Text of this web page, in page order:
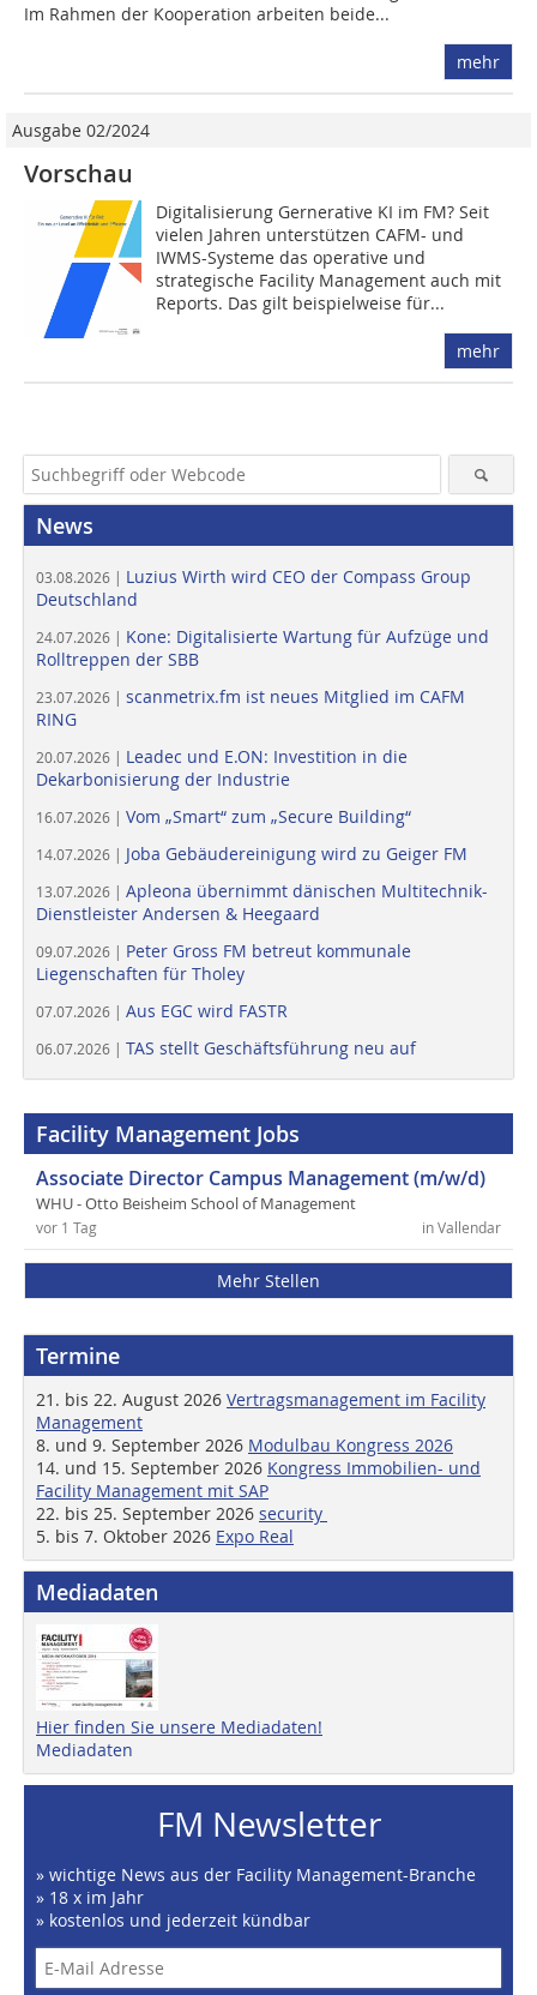
Im Rahmen der Kooperation arbeiten beide...
mehr
Ausgabe 02/2024
Vorschau
Digitalisierung Gernerative KI im FM? Seit
vielen Jahren unterstützen CAFM- und
IWMS-Systeme das operative und
strategische Facility Management auch mit
Reports. Das gilt beispielweise für...
mehr
News
03.08.2026 | Luzius Wirth wird CEO der Compass Group
Deutschland
24.07.2026 | Kone: Digitalisierte Wartung für Aufzüge und
Rolltreppen der SBB
23.07.2026 | scanmetrix.fm ist neues Mitglied im CAFM
RING
20.07.2026 | Leadec und E.ON: Investition in die
Dekarbonisierung der Industrie
16.07.2026 | Vom „Smart“ zum „Secure Building“
14.07.2026 | Joba Gebäudereinigung wird zu Geiger FM
13.07.2026 | Apleona übernimmt dänischen Multitechnik-
Dienstleister Andersen & Heegaard
09.07.2026 | Peter Gross FM betreut kommunale
Liegenschaften für Tholey
07.07.2026 | Aus EGC wird FASTR
06.07.2026 | TAS stellt Geschäftsführung neu auf
Facility Management Jobs
Associate Director Campus Management (m/w/d)
WHU - Otto Beisheim School of Management
in Vallendar
vor 1 Tag
Mehr Stellen
Termine
21. bis 22. August 2026 Vertragsmanagement im Facility
Management
8. und 9. September 2026 Modulbau Kongress 2026
14. und 15. September 2026 Kongress Immobilien- und
Facility Management mit SAP
22. bis 25. September 2026 security
5. bis 7. Oktober 2026 Expo Real
Mediadaten
Hier finden Sie unsere Mediadaten!
Mediadaten
FM Newsletter
» wichtige News aus der Facility Management-Branche
» 18 x im Jahr
» kostenlos und jederzeit kündbar